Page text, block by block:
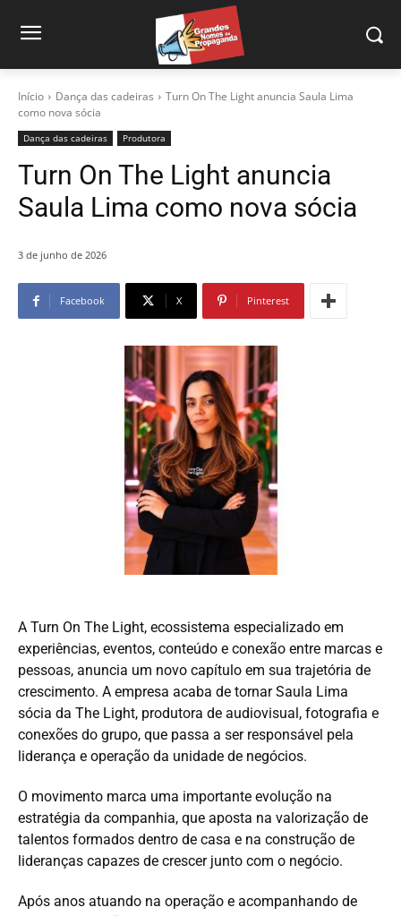
Início Dança das cadeiras
Turn On The Light anuncia Saula Lima
como nova sócia
Dança das cadeiras Produtora
Turn On The Light anuncia
Saula Lima como nova sócia
3 de junho de 2026
Facebook X Pinterest
A Turn On The Light, ecossistema especializado em
experiências, eventos, conteúdo e conexão entre marcas e
pessoas, anuncia um novo capítulo em sua trajetória de
crescimento. A empresa acaba de tornar Saula Lima
sócia da The Light, produtora de audiovisual, fotografia e
conexões do grupo, que passa a ser responsável pela
liderança e operação da unidade de negócios.
O movimento marca uma importante evolução na
estratégia da companhia, que aposta na valorização de
talentos formados dentro de casa e na construção de
lideranças capazes de crescer junto com o negócio.
Após anos atuando na operação e acompanhando de